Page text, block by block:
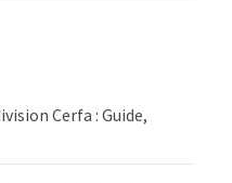
Cerfa : Guide,